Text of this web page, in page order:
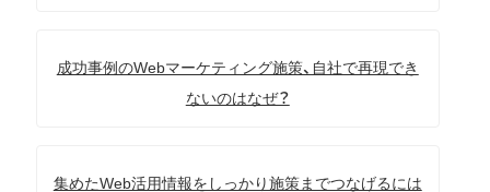
成功事例のWebマーケティング施策、自社で再現でき
ないのはなぜ？
集めたWeb活用情報をしっかり施策までつなげるには